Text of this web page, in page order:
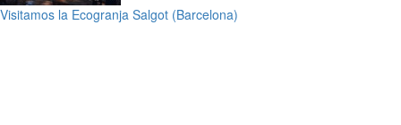
Visitamos la Ecogranja Salgot (Barcelona)